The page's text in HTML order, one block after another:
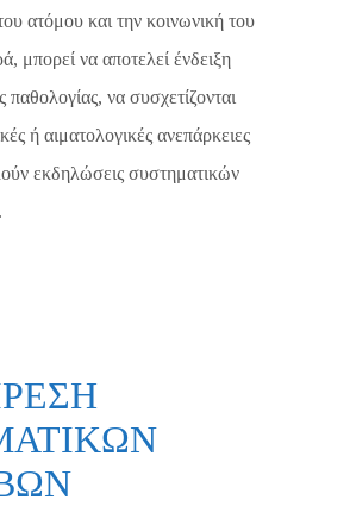
ατόμου και την κοινωνική του
μπορεί να αποτελεί ένδειξη
παθολογίας, να συσχετίζονται
ή αιματολογικές ανεπάρκειες
εκδηλώσεις συστηματικών